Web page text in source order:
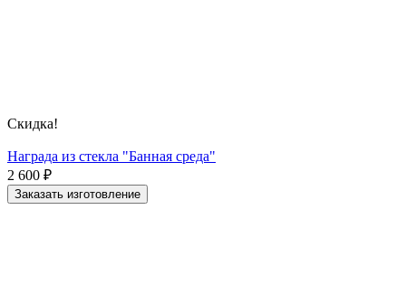
Скидка!
Награда из стекла "Банная среда"
2 600 ₽
Заказать изготовление